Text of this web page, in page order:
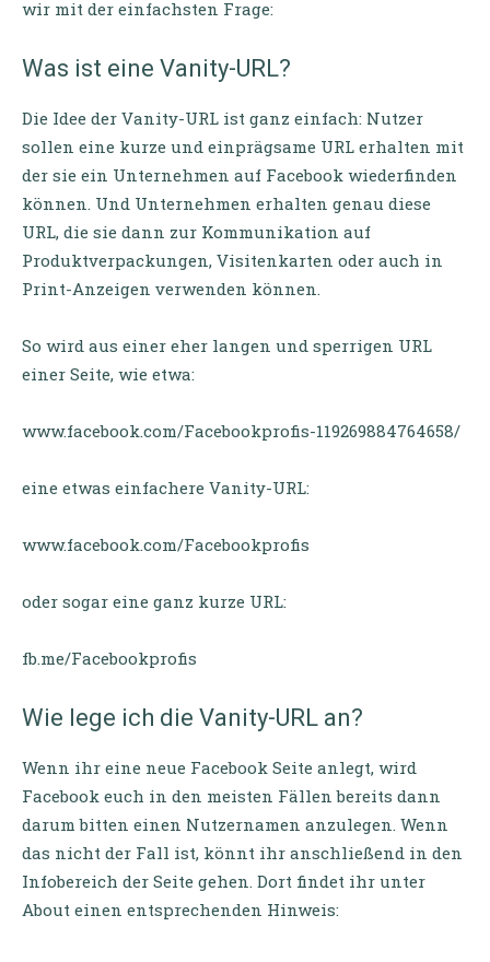
wir mit der einfachsten Frage:
Was ist eine Vanity-URL?
Die Idee der Vanity-URL ist ganz einfach: Nutzer
sollen eine kurze und einprägsame URL erhalten mit
der sie ein Unternehmen auf Facebook wiederfinden
können. Und Unternehmen erhalten genau diese
URL, die sie dann zur Kommunikation auf
Produktverpackungen, Visitenkarten oder auch in
Print-Anzeigen verwenden können.
So wird aus einer eher langen und sperrigen URL
einer Seite, wie etwa:
www.facebook.com/Facebookprofis-119269884764658/
eine etwas einfachere Vanity-URL:
www.facebook.com/Facebookprofis
oder sogar eine ganz kurze URL:
fb.me/Facebookprofis
Wie lege ich die Vanity-URL an?
Wenn ihr eine neue Facebook Seite anlegt, wird
Facebook euch in den meisten Fällen bereits dann
darum bitten einen Nutzernamen anzulegen. Wenn
das nicht der Fall ist, könnt ihr anschließend in den
Infobereich der Seite gehen. Dort findet ihr unter
About einen entsprechenden Hinweis: